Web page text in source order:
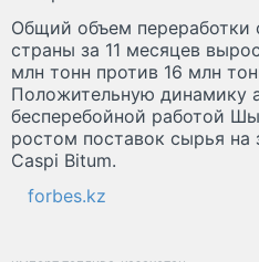
Общий объем
страны за 11 месяцев
млн тонн против 16 млн
Положительную динамику
бесперебойной работой
ростом поставок сырья на
Caspi Bitum.
forbes.kz